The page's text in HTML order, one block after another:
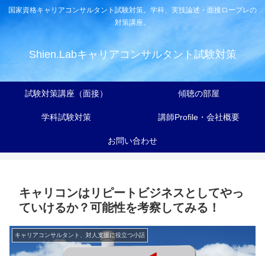
国家資格キャリアコンサルタント試験対策。学科、実技論述・面接ロープレの
対策講座。
Shien.Labキャリアコンサルタント試験対策
試験対策講座（面接） 傾聴の部屋
学科試験対策 講師Profile・会社概要
お問い合わせ
キャリコンはリピートビジネスとしてやっ
ていけるか？可能性を考察してみる！
キャリアコンサルタント、対人支援に役立つ小話